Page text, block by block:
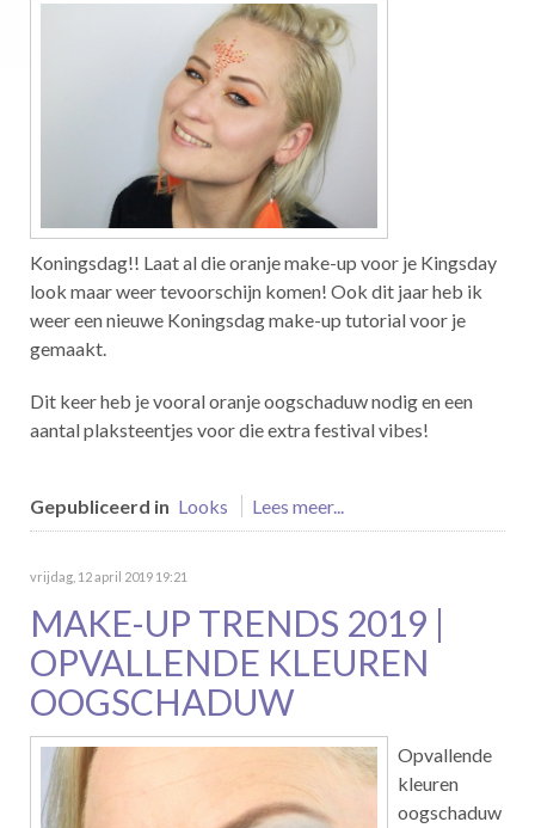
Koningsdag!! Laat al die oranje make-up voor je Kingsday
look maar weer tevoorschijn komen! Ook dit jaar heb ik
weer een nieuwe Koningsdag make-up tutorial voor je
gemaakt.
Dit keer heb je vooral oranje oogschaduw nodig en een
aantal plaksteentjes voor die extra festival vibes!
Gepubliceerd in Looks Lees meer...
vrijdag, 12 april 2019 19:21
MAKE-UP TRENDS 2019 |
OPVALLENDE KLEUREN
OOGSCHADUW
Opvallende
kleuren
oogschaduw